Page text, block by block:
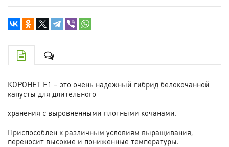
КОРОНЕТ F1 – это очень надежный гибрид белокочанной
капусты для длительного
хранения с выровненными плотными кочанами.
Приспособлен к различным условиям выращивания,
переносит высокие и пониженные температуры.